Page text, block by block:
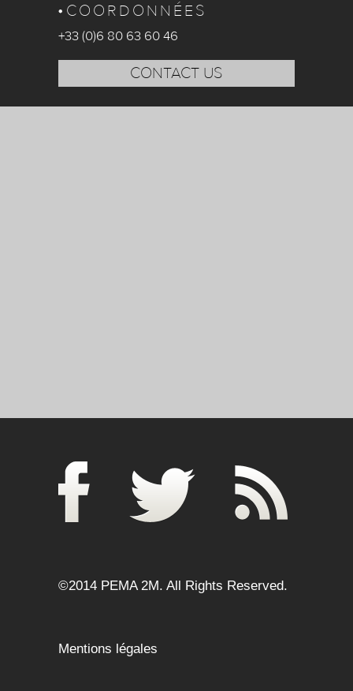
COORDONNÉES
+33 (0)6 80 63 60 46
CONTACT US
©2014 PEMA 2M. All Rights Reserved.
Mentions légales